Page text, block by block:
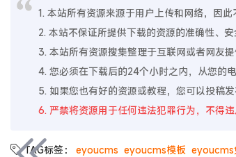
1. 本站所有资源来源于用户上传和网络，因
2. 本站不保证所提供下载的资源的准确性、
3. 本站所有资源搜集整理于互联网或者网友
4. 您必须在下载后的24个小时之内，从您的
5. 如果您也有好的资源或教程，您可以投稿
6. 严禁将资源用于任何违法犯罪行为，不得
TAG标签： eyoucms eyoucms模板 eyoucms